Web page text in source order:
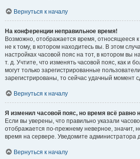
Вернуться к началу
На конференции неправильное время!
Возможно, отображается время, относящееся к
не к тому, в котором находитесь вы. В этом
настройках часовой пояс на тот, в котором вы
т. д. Учтите, что изменять часовой пояс, как и
могут только зарегистрированные
зарегистрированы, то сейчас удачный момент
Вернуться к началу
Я изменил часовой пояс, но время всё равно
Если вы уверены, что правильно указали
отображается по-прежнему неверное, значит,
время на сервере. Уведомите администратора
Вернуться к началу